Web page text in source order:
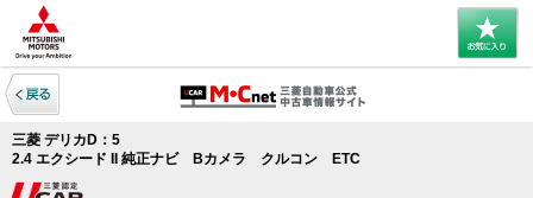
三菱 デリカD：5
2.4 エクシード II 純正ナビ Bカメラ クルコン ETC